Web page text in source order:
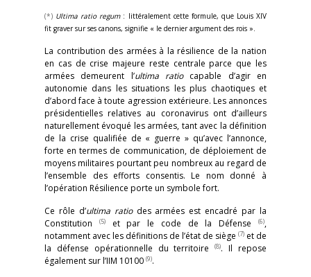
(*) Ultima ratio regum: littéralement cette formule, que Louis XIV
fit graver sur ses canons, signifie « le dernier argument des rois ».
La contribution des armées à la résilience de la nation
en cas de crise majeure reste centrale parce que les
armées demeurent l’ultima ratiocapable d’agir en
autonomie dans les situations les plus chaotiques et
d’abord face à toute agression extérieure. Les annonces
présidentielles relatives au coronavirus ont d’ailleurs
naturellement évoqué les armées, tant avec la définition
de la crise qualifiée de « guerre » qu’avec l’annonce,
forte en termes de communication, de déploiement de
moyens militaires pourtant peu nombreux au regard de
l’ensemble des efforts consentis. Le nom donné à
l’opération Résilience porte un symbole fort.
Ce rôle d’ultima ratiodes armées est encadré par la
Constitution
(5)et par le code de la Défense(6),
notamment avec les définitions de l’état de siège (7) et de
la défense opérationnelle du territoire(8). Il repose
également sur l’IIM 10100 (9).